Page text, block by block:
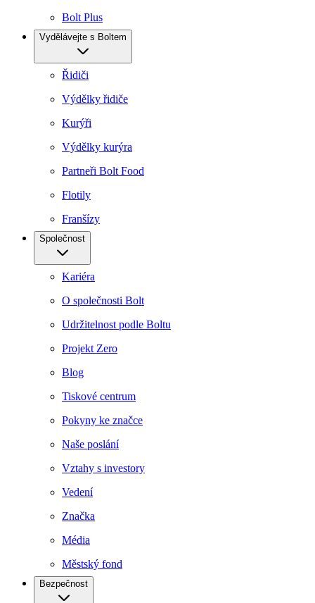
Bolt Plus
Vydělávejte s Boltem
Řidiči
Výdělky řidiče
Kurýři
Výdělky kurýra
Partneři Bolt Food
Flotily
Franšízy
Společnost
Kariéra
O společnosti Bolt
Udržitelnost podle Boltu
Projekt Zero
Blog
Tiskové centrum
Pokyny ke značce
Naše poslání
Vztahy s investory
Vedení
Značka
Média
Městský fond
Bezpečnost